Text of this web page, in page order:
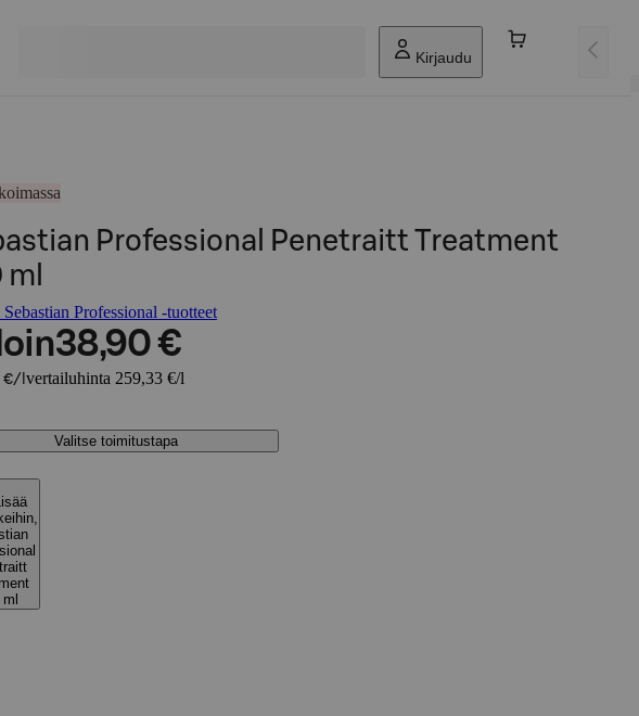
Kirjaudu
Professional Penetraitt Treatment
ml
Professional -tuotteet
38,90 €
€/l vertailuhinta 259,33 €/l
Valitse toimitustapa